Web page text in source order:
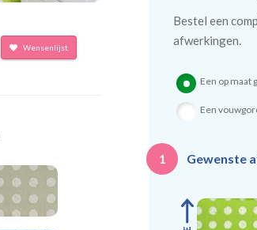
Wensenlijst
Bestel een
afwerkingen.
Een op maat
Een
1 Gewenste